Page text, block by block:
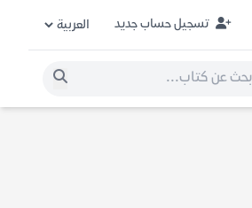
تسجيل حساب جديد